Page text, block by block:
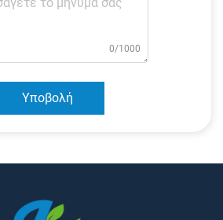
0/1000
Υποβολή